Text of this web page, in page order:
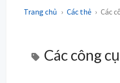
Trang chủ Các thẻ Các
Các công